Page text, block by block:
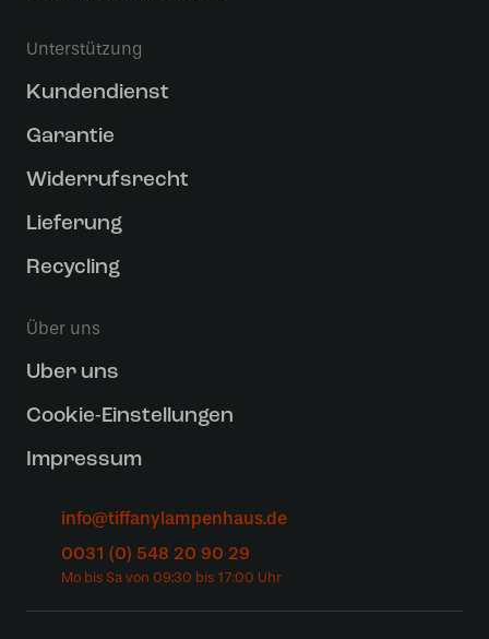
Unterstützung
Kundendienst
Garantie
Widerrufsrecht
Lieferung
Recycling
Über uns
Uber uns
Cookie-Einstellungen
Impressum
info@tiffanylampenhaus.de
0031 (0) 548 20 90 29